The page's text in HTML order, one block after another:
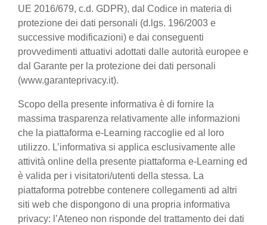
UE 2016/679, c.d. GDPR), dal Codice in materia di
protezione dei dati personali (d.lgs. 196/2003 e
successive modificazioni) e dai conseguenti
provvedimenti attuativi adottati dalle autorità europee e
dal Garante per la protezione dei dati personali
(www.garanteprivacy.it).
Scopo della presente informativa è di fornire la
massima trasparenza relativamente alle informazioni
che la piattaforma e-Learning raccoglie ed al loro
utilizzo. L’informativa si applica esclusivamente alle
attività online della presente piattaforma e-Learning ed
è valida per i visitatori/utenti della stessa. La
piattaforma potrebbe contenere collegamenti ad altri
siti web che dispongono di una propria informativa
privacy: l’Ateneo non risponde del trattamento dei dati